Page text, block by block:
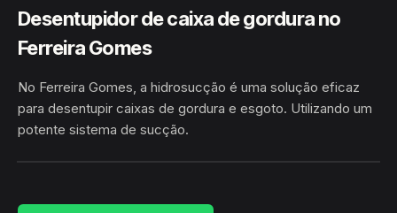
Desentupidor de caixa de gordura no
Ferreira Gomes
No Ferreira Gomes, a hidrosucção é uma solução eficaz
para desentupir caixas de gordura e esgoto. Utilizando um
potente sistema de sucção.
HIDROSUCÇÃO FERREIRA GOMES · FERREIRA GOMES/AP